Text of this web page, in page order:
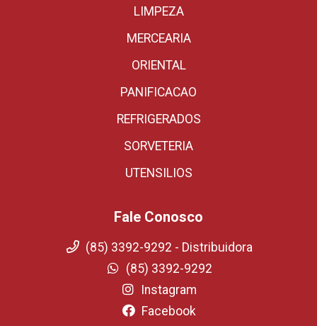
LIMPEZA
MERCEARIA
ORIENTAL
PANIFICACAO
REFRIGERADOS
SORVETERIA
UTENSILIOS
Fale Conosco
(85) 3392-9292 - Distribuidora
(85) 3392-9292
Instagram
Facebook